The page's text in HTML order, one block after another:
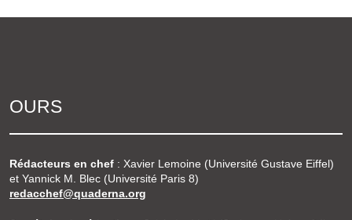
OURS
Rédacteurs en chef : Xavier Lemoine (Université Gustave Eiffel)
et Yannick M. Blec (Université Paris 8)
redacchef@quaderna.org